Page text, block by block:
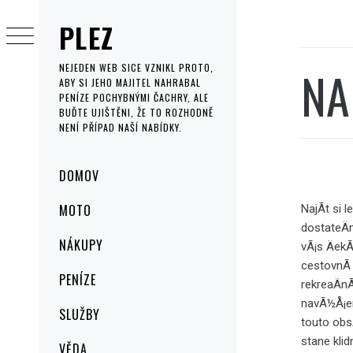
PLEZ
NEJEDEN WEB SICE VZNIKL PROTO,
ABY SI JEHO MAJITEL NAHRABAL
PENÍZE POCHYBNÝMI ČACHRY, ALE
BUĎTE UJIŠTĚNI, ŽE TO ROZHODNĚ
NENÍ PŘÍPAD NAŠÍ NABÍDKY.
MenuDOMOV
MOTO
NÁKUPY
PENÍZE
SLUŽBY
VĚDA
to
content
NajÃ­t si
vÃ¡s
touto
stane